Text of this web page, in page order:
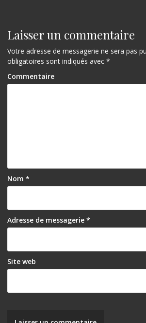
Laisser un commentaire
Votre adresse de messagerie ne sera pas
obligatoires sont indiqués avec *
Commentaire
Nom *
Adresse de messagerie *
Site web